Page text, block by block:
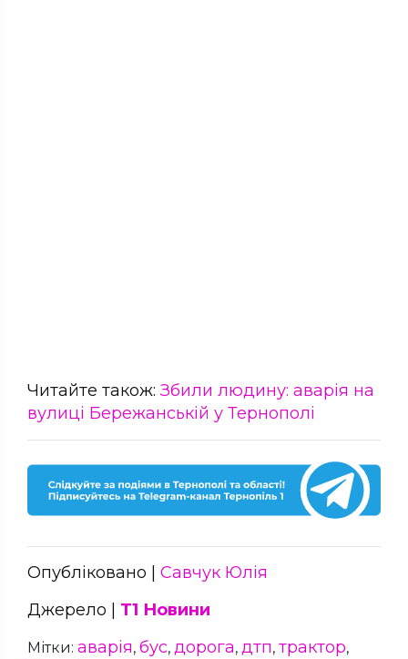
Читайте також: Збили людину: аварія на
вулиці Бережанській у Тернополі
Опубліковано | Савчук Юлія
Джерело | Т1 Новини
Мітки: аварія, бус, дорога, дтп, трактор,